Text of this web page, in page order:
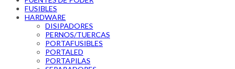
FUSIBLES
HARDWARE
DISIPADORES
PERNOS/TUERCAS
PORTAFUSIBLES
PORTALED
PORTAPILAS